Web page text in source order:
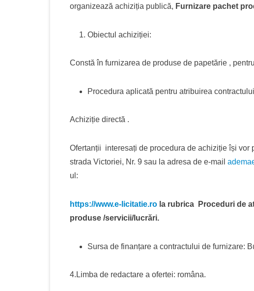
organizează achiziția publică, Furnizare pachet
Obiectul achiziției:
Constă în furnizarea de produse de papetărie ,
Procedura aplicată pentru atribuirea
Achiziție directă .
Ofertanții interesați de procedura de achiziție își vor
strada Victoriei, Nr. 9 sau la adresa de e-mail
ul:
https://www.e-licitatie.ro la rubrica Proceduri de
produse /servicii/lucrări.
Sursa de finanțare a contractului de furnizare:
4.Limba de redactare a ofertei: româna.